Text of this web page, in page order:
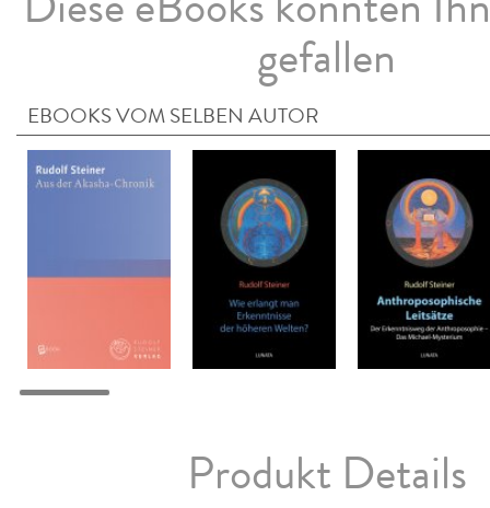
gefallen
EBOOKS VOM SELBEN AUTOR
Produkt Details